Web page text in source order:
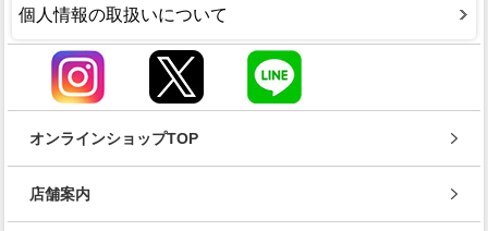
個人情報の取扱いについて
オンラインショップTOP
店舗案内